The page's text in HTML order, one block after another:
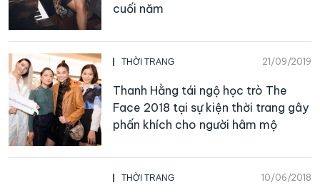
cuối năm
THỜI TRANG 21/09/2019
Thanh Hằng tái ngộ học trò The
Face 2018 tại sự kiện thời trang gây
phấn khích cho người hâm mộ
THỜI TRANG 10/06/2018